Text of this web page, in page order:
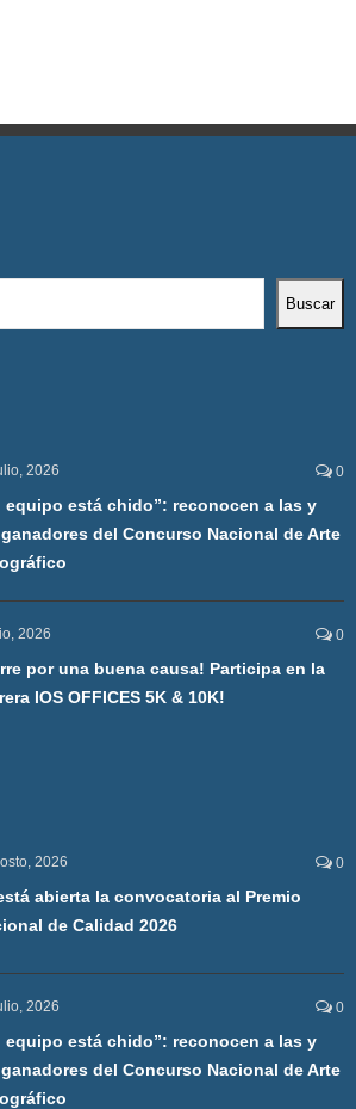
Buscar
2026 0
equipo está chido”: reconocen a las y
del Concurso Nacional de Arte
2026 0
por una buena causa! Participa en la
IOS OFFICES 5K & 10K!
2026 0
abierta la convocatoria al Premio
de Calidad 2026
2026 0
equipo está chido”: reconocen a las y
del Concurso Nacional de Arte